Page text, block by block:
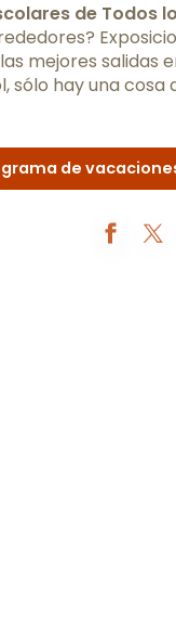
de Todos
mejores salidas
sólo hay una
de